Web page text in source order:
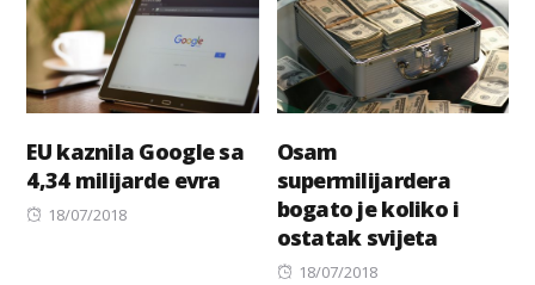
EU kaznila Google sa
4,34 milijarde evra
Posted
18/07/2018
Osam
supermilijardera
bogato je koliko i
ostatak svijeta
Posted
18/07/2018